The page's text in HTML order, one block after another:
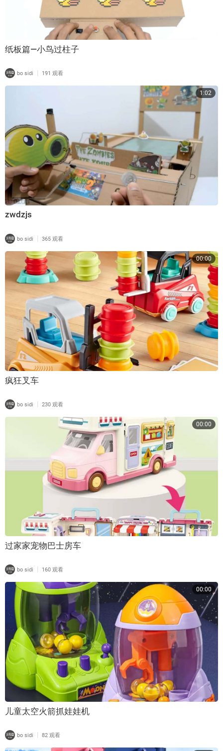
纸板篇—小鸟过柱子
bo sidi | 191 观看
1:02
zwdzjs
bo sidi | 365 观看
00:00
疯狂叉车
bo sidi | 230 观看
00:00
过家家宠物巴士房车
bo sidi | 160 观看
00:00
儿童太空火箭抓娃娃机
bo sidi | 82 观看